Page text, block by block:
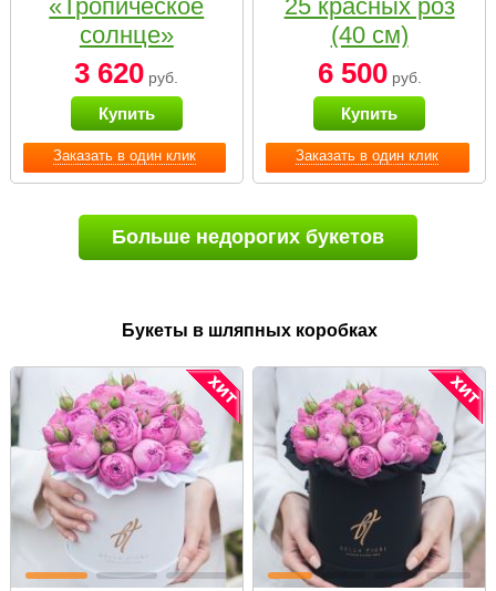
Заказать в один клик
«Тропическое
солнце»
3 620 руб.
Купить
Заказать в один клик
25 красных роз
(40 см)
6 500руб.
Купить
Больше недорогих букетов
Букеты в шляпных коробках